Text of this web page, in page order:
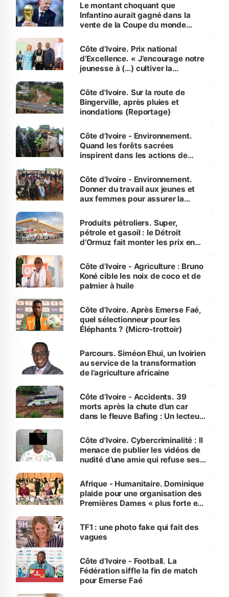
Le montant choquant que
Infantino aurait gagné dans la
vente de la Coupe du monde
Côte d’Ivoire. Prix national
d’Excellence. « J’encourage notre
jeunesse à (…) cultiver la
(Alassane Ouattara
Côte d'Ivoire. Sur la route de
Bingerville, après pluies et
inondations (Reportage)
Côte d’Ivoire - Environnement.
Quand les forêts sacrées
inspirent dans les actions de
Côte d’Ivoire - Environnement.
Donner du travail aux jeunes et
aux femmes pour assurer la
menacées
Produits pétroliers. Super,
pétrole et gasoil : le Détroit
d’Ormuz fait monter les prix en
Côte d’Ivoire - Agriculture : Bruno
Koné cible les noix de coco et de
palmier à huile
Côte d’Ivoire. Après Emerse Faé,
quel sélectionneur pour les
Éléphants ? (Micro-trottoir)
Parcours. Siméon Ehui, un Ivoirien
au service de la transformation
de l’agriculture africaine
Côte d’Ivoire - Accidents. 39
morts après la chute d’un car
dans le fleuve Bafing : Un lecteur
des Transports
Côte d'Ivoire. Cybercriminalité : Il
menace de publier les vidéos de
nudité d’une amie qui refuse ses
Afrique - Humanitaire. Dominique
plaide pour une organisation des
Premières Dames « plus forte et
sur la scène internationale »
TF1 : une photo fake qui fait des
vagues
Côte d’Ivoire - Football. La
Fédération siffle la fin de match
pour Emerse Faé